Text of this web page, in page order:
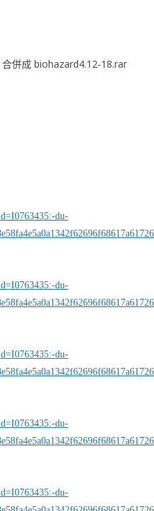
併成 biohazard4.12-18.rar
du-
du-
du-
du-
du-